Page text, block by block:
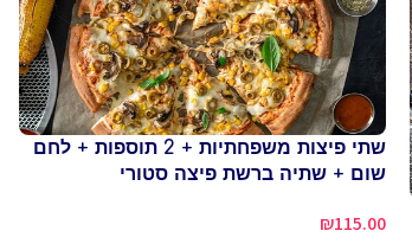
שתי פיצות משפחתיות + 2 תוספות + לחם
שום + שתיה ברשת פיצה סטורי
₪115.00